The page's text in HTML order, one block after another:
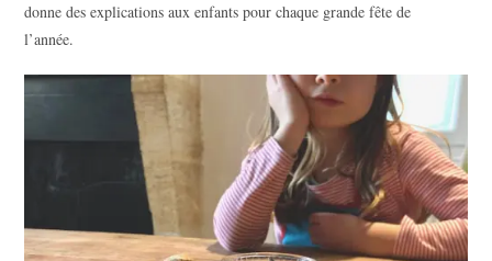
donne des explications aux enfants pour chaque grande fête de
l’année.